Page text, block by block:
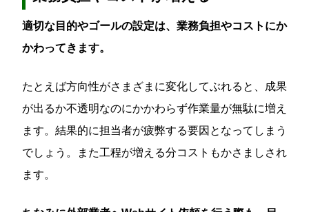
適切な目的やゴールの設定は、業務負担やコストにか
かわってきます。
たとえば方向性がさまざまに変化してぶれると、成果
が出るか不透明なのにかかわらず作業量が無駄に増え
ます。結果的に担当者が疲弊する要因となってしまう
でしょう。また工程が増える分コストもかさましされ
ます。